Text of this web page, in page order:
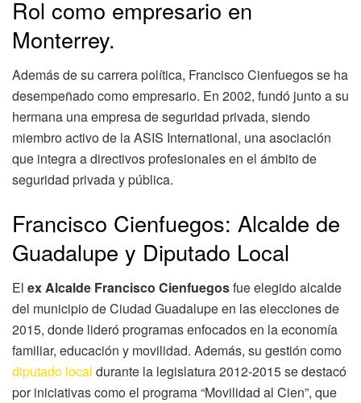
Rol como empresario en
Monterrey.
Además de su carrera política, Francisco Cienfuegos se ha
desempeñado como empresario. En 2002, fundó junto a su
hermana una empresa de seguridad privada, siendo
miembro activo de la ASIS International, una asociación
que integra a directivos profesionales en el ámbito de
seguridad privada y pública.
Francisco Cienfuegos: Alcalde de
Guadalupe y Diputado Local
El ex Alcalde Francisco Cienfuegosfue elegido alcalde
del municipio de Ciudad Guadalupe en las elecciones de
2015, donde lideró programas enfocados en la economía
familiar, educación y movilidad. Además, su gestión como
diputado local durante la legislatura 2012-2015 se destacó
por iniciativas como el programa “Movilidad al Cien”, que